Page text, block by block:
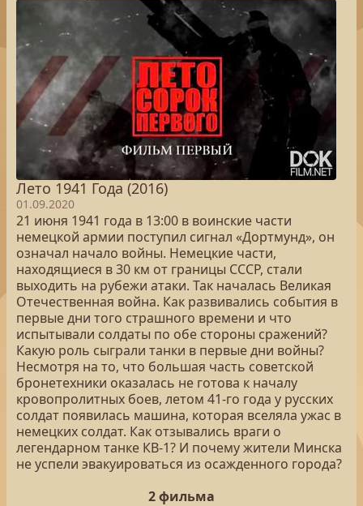
Лето 1941 Года (2016)
01.09.2020
21 июня 1941 года в 13:00 в воинские части
немецкой армии поступил сигнал «Дортмунд», он
означал начало войны. Немецкие части,
находящиеся в 30 км от границы СССР, стали
выходить на рубежи атаки. Так началась Великая
Отечественная война. Как развивались события в
первые дни того страшного времени и что
испытывали солдаты по обе стороны сражений?
Какую роль сыграли танки в первые дни войны?
Несмотря на то, что большая часть советской
бронетехники оказалась не готова к началу
кровопролитных боев, летом 41-го года у русских
солдат появилась машина, которая вселяла ужас в
немецких солдат. Как отзывались враги о
легендарном танке КВ-1? И почему жители Минска
не успели эвакуироваться из осажденного города?
2 фильма